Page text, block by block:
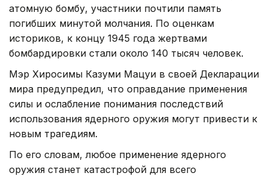
атомную бомбу, участники почтили память
погибших минутой молчания. По оценкам
историков, к концу 1945 года жертвами
бомбардировки стали около 140 тысяч человек.
Мэр Хиросимы Казуми Мацуи в своей Декларации
мира предупредил, что оправдание применения
силы и ослабление понимания последствий
использования ядерного оружия могут привести к
новым трагедиям.
По его словам, любое применение ядерного
оружия станет катастрофой для всего